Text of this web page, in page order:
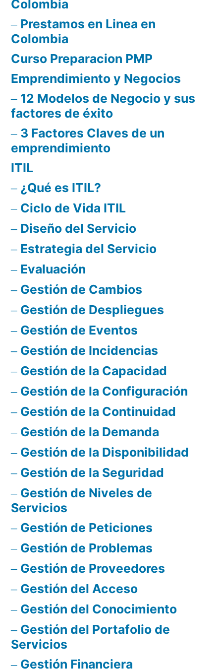
Colombia
Prestamos en Linea en
Colombia
Curso Preparacion PMP
Emprendimiento y Negocios
12 Modelos de Negocio y sus
factores de éxito
3 Factores Claves de un
emprendimiento
ITIL
¿Qué es ITIL?
Ciclo de Vida ITIL
Diseño del Servicio
Estrategia del Servicio
Evaluación
Gestión de Cambios
Gestión de Despliegues
Gestión de Eventos
Gestión de Incidencias
Gestión de la Capacidad
Gestión de la Configuración
Gestión de la Continuidad
Gestión de la Demanda
Gestión de la Disponibilidad
Gestión de la Seguridad
Gestión de Niveles de
Servicios
Gestión de Peticiones
Gestión de Problemas
Gestión de Proveedores
Gestión del Acceso
Gestión del Conocimiento
Gestión del Portafolio de
Servicios
Gestión Financiera